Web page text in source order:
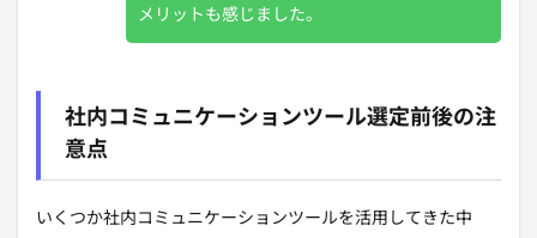
メリットも感じました。
社内コミュニケーションツール選定前後の注
意点
いくつか社内コミュニケーションツールを活用してきた中